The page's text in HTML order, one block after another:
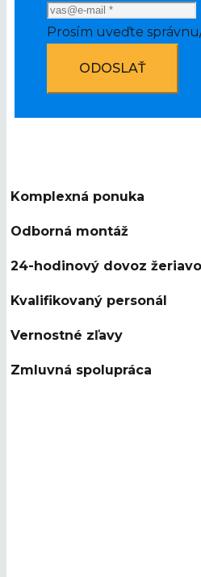
Prosím uveďte
ODOSLAŤ
Komplexná ponuka
Odborná montáž
24-hodinový dovoz
Kvalifikovaný personál
Vernostné zľavy
Zmluvná spolupráca